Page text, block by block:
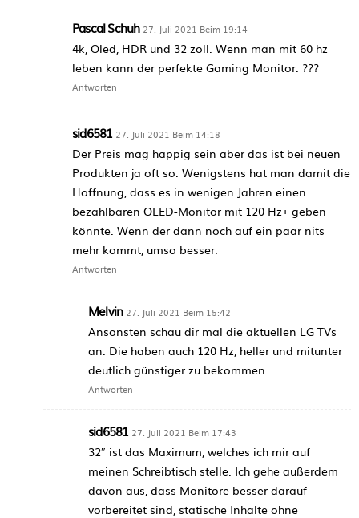
Pascal Schuh 27. Juli 2021 Beim 19:14
4k, Oled, HDR und 32 zoll. Wenn man mit 60 hz
leben kann der perfekte Gaming Monitor. ???
Antworten
sid6581 27. Juli 2021 Beim 14:18
Der Preis mag happig sein aber das ist bei neuen
Produkten ja oft so. Wenigstens hat man damit die
Hoffnung, dass es in wenigen Jahren einen
bezahlbaren OLED-Monitor mit 120 Hz+ geben
könnte. Wenn der dann noch auf ein paar nits
mehr kommt, umso besser.
Antworten
Melvin 27. Juli 2021 Beim 15:42
Ansonsten schau dir mal die aktuellen LG TVs
an. Die haben auch 120 Hz, heller und mitunter
deutlich günstiger zu bekommen
Antworten
sid6581 27. Juli 2021 Beim 17:43
32″ ist das Maximum, welches ich mir auf
meinen Schreibtisch stelle. Ich gehe außerdem
davon aus, dass Monitore besser darauf
vorbereitet sind, statische Inhalte ohne